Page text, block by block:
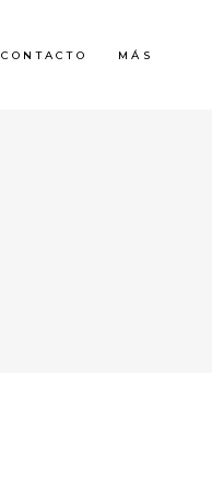
CONTACTO MÁS